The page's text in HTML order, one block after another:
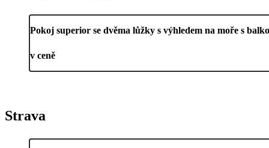
Pokoj superior se dvěma lůžky s výhledem na moře s
v ceně
Strava